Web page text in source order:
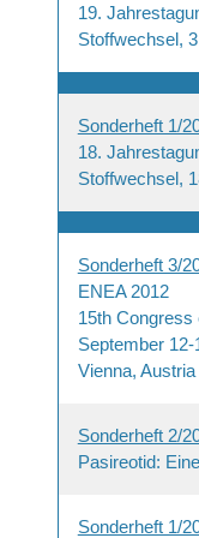
19.
Stoffwechsel,
Sonderheft 1/
18.
Stoffwechsel,
Sonderheft 3/
ENEA 2012
15th Congress
September 12-
Vienna, Austria
Sonderheft 2/
Pasireotid:
Sonderheft 1/